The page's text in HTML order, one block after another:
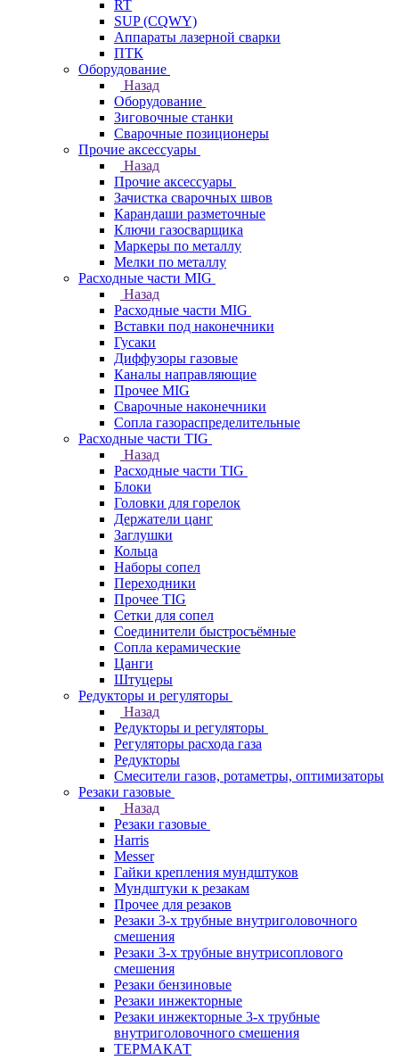
RT
SUP (CQWY)
Аппараты лазерной сварки
ПТК
Оборудование
Назад
Оборудование
Зиговочные станки
Сварочные позиционеры
Прочие аксессуары
Назад
Прочие аксессуары
Зачистка сварочных швов
Карандаши разметочные
Ключи газосварщика
Маркеры по металлу
Мелки по металлу
Расходные части MIG
Назад
Расходные части MIG
Вставки под наконечники
Гусаки
Диффузоры газовые
Каналы направляющие
Прочее MIG
Сварочные наконечники
Сопла газораспределительные
Расходные части TIG
Назад
Расходные части TIG
Блоки
Головки для горелок
Держатели цанг
Заглушки
Кольца
Наборы сопел
Переходники
Прочее TIG
Сетки для сопел
Соединители быстросъёмные
Сопла керамические
Цанги
Штуцеры
Редукторы и регуляторы
Назад
Редукторы и регуляторы
Регуляторы расхода газа
Редукторы
Смесители газов, ротаметры, оптимизаторы
Резаки газовые
Назад
Резаки газовые
Harris
Messer
Гайки крепления мундштуков
Мундштуки к резакам
Прочее для резаков
Резаки 3-х трубные внутриголовочного
смешения
Резаки 3-х трубные внутрисоплового
смешения
Резаки бензиновые
Резаки инжекторные
Резаки инжекторные 3-х трубные
внутриголовочного смешения
ТЕРМАКАТ